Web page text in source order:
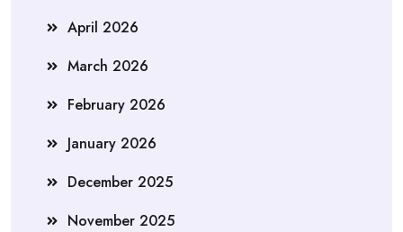
April 2026
March 2026
February 2026
January 2026
December 2025
November 2025